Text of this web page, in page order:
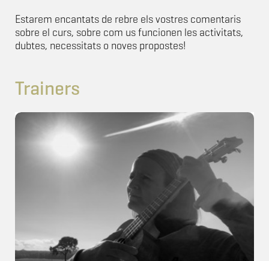
Estarem encantats de rebre els vostres comentaris
sobre el curs, sobre com us funcionen les activitats,
dubtes, necessitats o noves propostes!
Trainers